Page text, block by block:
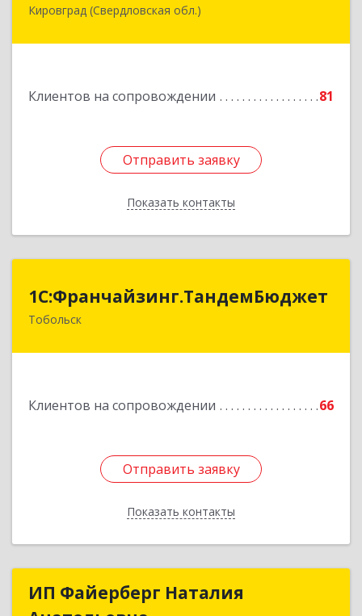
Кировград (Свердловская обл.)
Клиентов на сопровождении 81
Отправить заявку
Показать контакты
624140, Свердловская обл, Кировград г,
Отправить заявку
Назад
1С:Франчайзинг.ТандемБюджет
Тобольск
Клиентов на сопровождении 66
Отправить заявку
Показать контакты
1С:Франчайзинг.ТандемБюджет
Отправить заявку
Назад
ИП Файерберг Наталия
ИП Файерберг Наталия